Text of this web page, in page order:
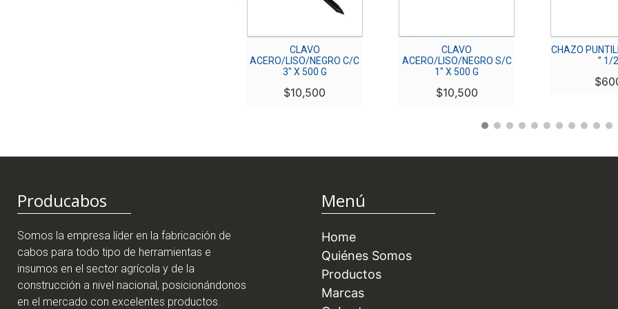
CLAVO
ACERO/LISO/NEGRO C/C
3″ X 500 G
$10,500
CLAVO
ACERO/LISO/NEGRO S/C
1″ X 500 G
$10,500
CHAZO
” 1/2
$
Producabos
Somos la empresa líder en la fabricación de
cabos para todo tipo de herramientas e
insumos en el sector agrícola y de la
construcción a nivel nacional, posicionándonos
en el mercado con excelentes productos.
Menú
Home
Quiénes Somos
Productos
Marcas